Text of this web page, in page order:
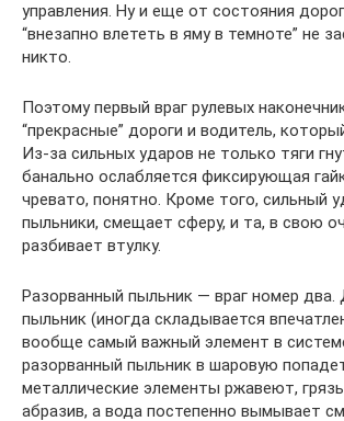
управления. Ну и еще от состояния
“внезапно влететь в яму в темноте” не
никто.
Поэтому первый враг рулевых
“прекрасные” дороги и водитель,
Из-за сильных ударов не только тяги
банально ослабляется фиксирующая
чревато, понятно. Кроме того, сильный
пыльники, смещает сферу, и та, в свою
разбивает втулку.
Разорванный пыльник — враг номер два.
пыльник (иногда складывается
вообще самый важный элемент в
разорванный пыльник в шаровую
металлические элементы ржавеют,
абразив, а вода постепенно вымывает